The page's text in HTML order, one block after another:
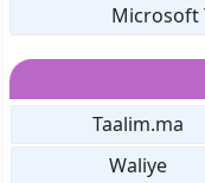
Taalim.ma
Waliye